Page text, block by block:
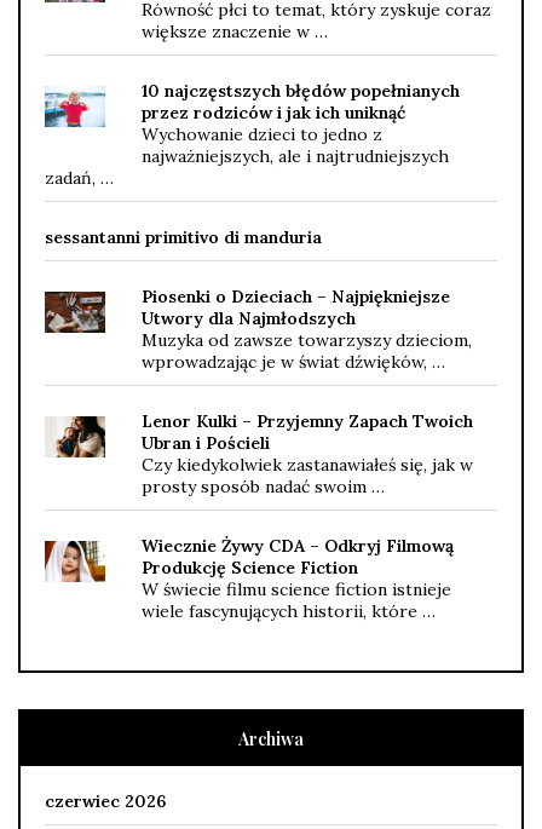
Równość płci to temat, który zyskuje coraz
większe znaczenie w …
10 najczęstszych błędów popełnianych
przez rodziców i jak ich uniknąć
Wychowanie dzieci to jedno z
najważniejszych, ale i najtrudniejszych
zadań, …
sessantanni primitivo di manduria
Piosenki o Dzieciach – Najpiękniejsze
Utwory dla Najmłodszych
Muzyka od zawsze towarzyszy dzieciom,
wprowadzając je w świat dźwięków, …
Lenor Kulki – Przyjemny Zapach Twoich
Ubran i Pościeli
Czy kiedykolwiek zastanawiałeś się, jak w
prosty sposób nadać swoim …
Wiecznie Żywy CDA – Odkryj Filmową
Produkcję Science Fiction
W świecie filmu science fiction istnieje
wiele fascynujących historii, które …
Archiwa
czerwiec 2026